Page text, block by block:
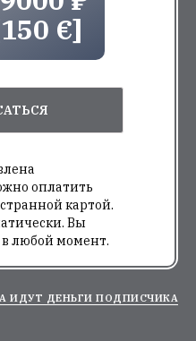
€]
оплатить
картой.
Вы
в любой момент.
ИДУТ ДЕНЬГИ ПОДПИСЧИКА